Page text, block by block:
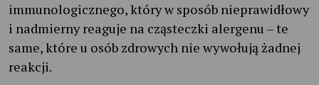
immunologicznego, który w sposób nieprawidłowy
i nadmierny reaguje na cząsteczki alergenu – te
same, które u osób zdrowych nie wywołują żadnej
reakcji.